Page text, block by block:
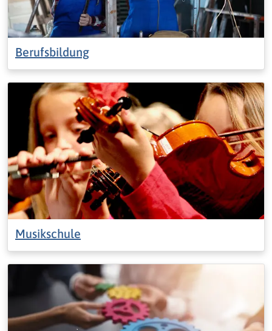
Berufsbildung
Musikschule